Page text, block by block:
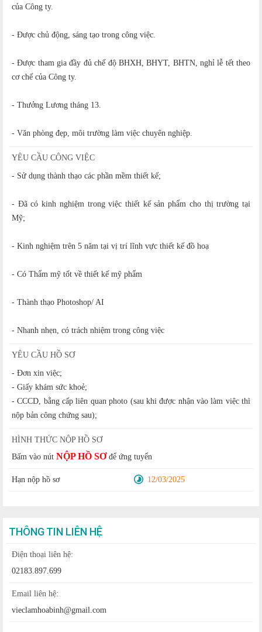
của Công ty.
- Được chủ động, sáng tạo trong công việc.
- Được tham gia đầy đủ chế độ BHXH, BHYT, BHTN, nghỉ lễ tết theo
cơ chế của Công ty.
- Thưởng Lương tháng 13.
- Văn phòng đẹp, môi trường làm việc chuyên nghiệp.
YÊU CẦU CÔNG VIỆC
- Sử dụng thành thạo các phần mềm thiết kế;
- Đã có kinh nghiệm trong việc thiết kế sản phẩm cho thị trường tại
Mỹ;
- Kinh nghiệm trên 5 năm tại vị trí lĩnh vực thiết kế đồ hoạ
- Có Thẩm mỹ tốt về thiết kế mỹ phẩm
- Thành thạo Photoshop/ AI
- Nhanh nhẹn, có trách nhiệm trong công việc
YÊU CẦU HỒ SƠ
- Đơn xin việc;
- Giấy khám sức khoẻ;
- CCCD, bằng cấp liên quan photo (sau khi được nhận vào làm việc thì
nộp bản công chứng sau);
HÌNH THỨC NỘP HỒ SƠ
Bấm vào nút NỘP HỒ SƠđể ứng tuyển
Hạn nộp hồ sơ 12/03/2025
THÔNG TIN LIÊN HỆ
Điện thoại liên hệ:
02183.897.699
Email liên hệ:
vieclamhoabinh@gmail.com